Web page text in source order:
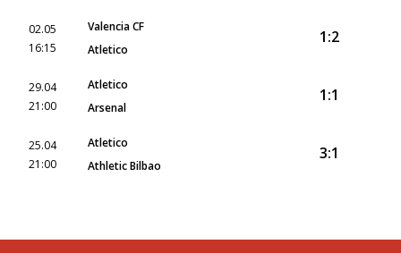
02.05
16:15
Valencia CF
Atletico
1:2
29.04
21:00
Atletico
Arsenal
1:1
25.04
21:00
Atletico
Athletic Bilbao
3:1